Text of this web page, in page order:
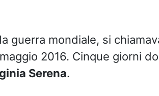
guerra mondiale, si
2016. Cinque giorni
Serena.